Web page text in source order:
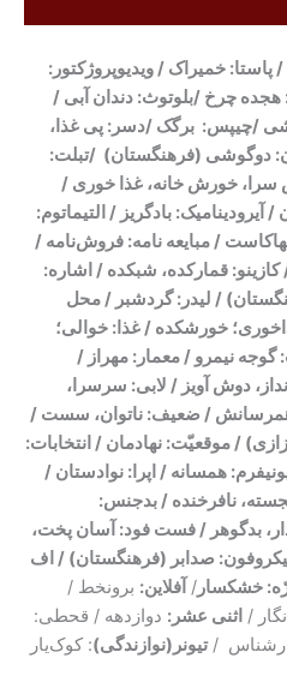
/پاستا: خمیراک /ویدیوپروژکتور:
هجده چرخ /بلوتوث: دندان آبی /
/چیپس: برگک /دسر: پی غذا،
دوگوشی (فرهنگستان) /تبلت:
خورش خانه، غذا خوری /
/ آیرودینامیک: بادگریز / التیماتوم:‌
/مبایعه نامه: فروش‌نامه /
کازینو: قمارکده، شبکده / اشاره:
/ لیدر:گردشبر /محل
خورشکده /غذا: خوالی؛
گوجه نیمرو /معمار: مهراز /
دوش آویز / لابی: سرسرا،
/ ضعیف: ناتوان، سست /
/موقعیّت: نهادمان / انتخابات:
همسانه / اپرا: نوادستان /
نافرخنده /بدجنس:
بدگوهر /فست فود: آسان پخت،
صدابر (فرهنگستان) / اف
خشکسار / آفلاین: برونخط /
/ اثنی عشر: دوازدهه / قحطی:
/تیونر(نوازندگی): کوک‌یار